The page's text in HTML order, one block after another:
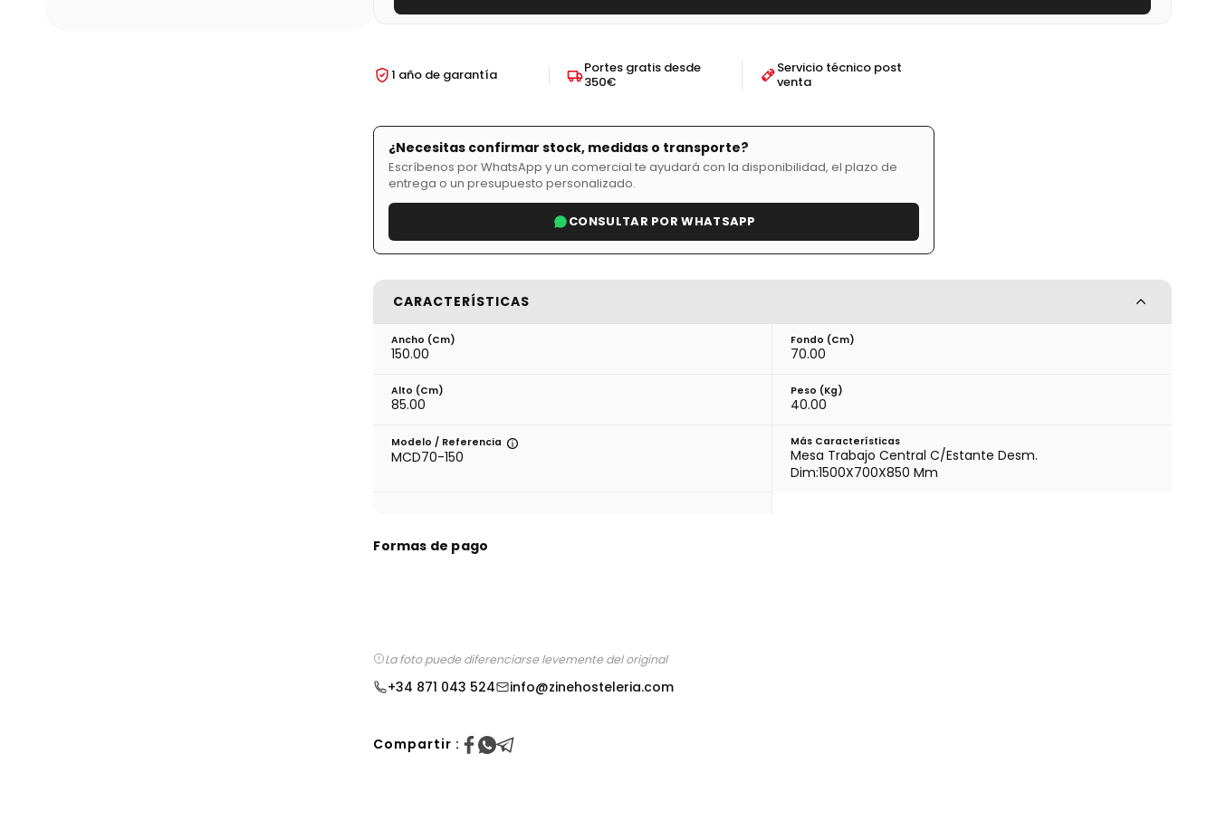
1 año de garantía
Portes gratis desde
350€
Servicio técnico post
venta
¿Necesitas confirmar stock, medidas o transporte?
Escríbenos por WhatsApp y un comercial te ayudará con la disponibilidad, el plazo de
entrega o un presupuesto personalizado.
CONSULTAR POR WHATSAPP
CARACTERÍSTICAS
Ancho (cm)
150.00
Fondo (cm)
70.00
Alto (cm)
85.00
Peso (kg)
40.00
Modelo / Referencia
MCD70-150
Más Características
Mesa Trabajo Central C/Estante Desm.
Dim:1500X700X850 Mm
Formas de pago
La foto puede diferenciarse levemente del original
+34 871 043 524 info@zinehosteleria.com
Compartir :